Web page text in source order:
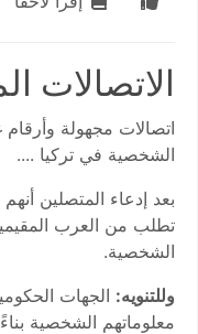
الاتصالات
اتصالات مجهولة وأرقام
الشخصية في تركيا ....
بعد إدعاء المتصلين
تطلب من العرب
الشخصية.
وللتنويه: الجهات